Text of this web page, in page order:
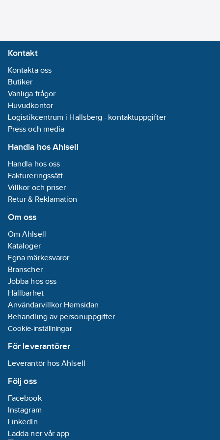
Kontakt
Kontakta oss
Butiker
Vanliga frågor
Huvudkontor
Logistikcentrum i Hallsberg - kontaktuppgifter
Press och media
Handla hos Ahlsell
Handla hos oss
Faktureringssätt
Villkor och priser
Retur & Reklamation
Om oss
Om Ahlsell
Kataloger
Egna märkesvaror
Branscher
Jobba hos oss
Hållbarhet
Användarvillkor Hemsidan
Behandling av personuppgifter
Cookie-inställningar
För leverantörer
Leverantör hos Ahlsell
Följ oss
Facebook
Instagram
LinkedIn
Ladda ner vår app